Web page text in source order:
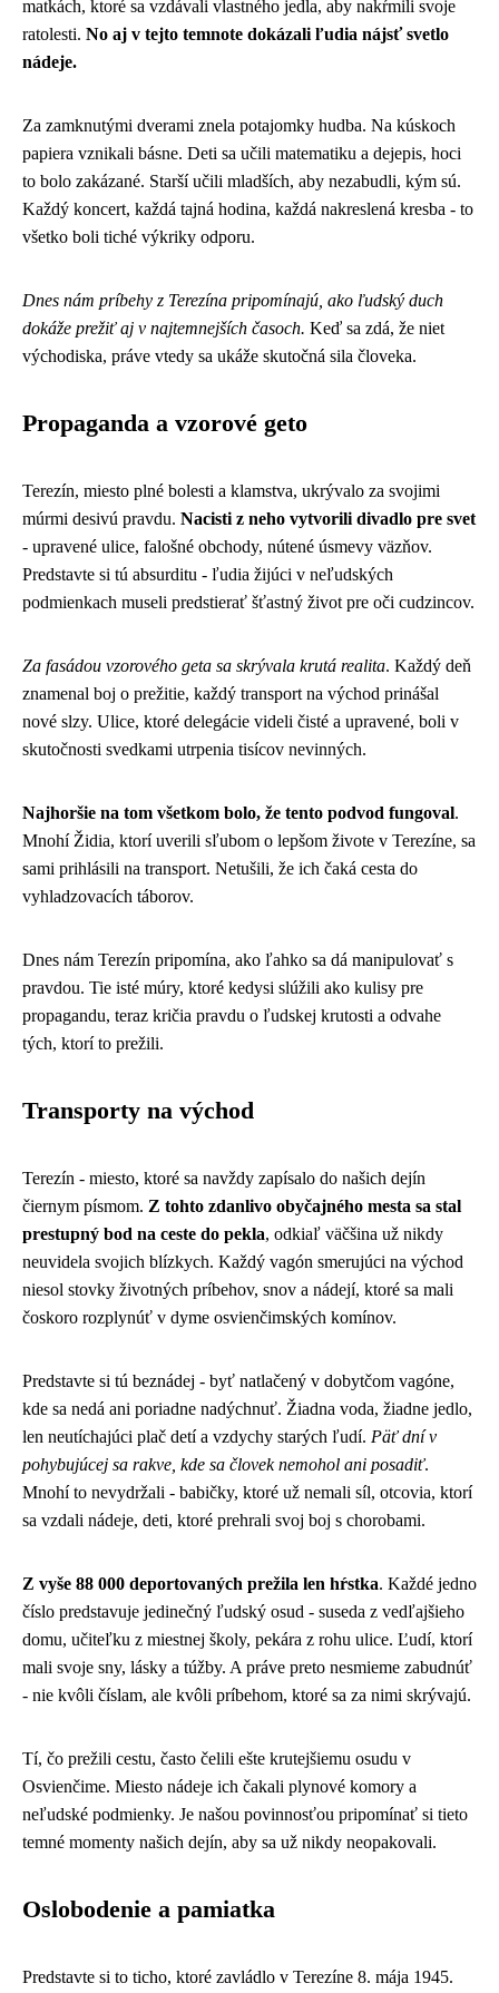
matkách, ktoré sa vzdávali vlastného jedla, aby nakŕmili svoje
ratolesti. No aj v tejto temnote dokázali ľudia nájsť svetlo
nádeje.
Za zamknutými dverami znela potajomky hudba. Na kúskoch
papiera vznikali básne. Deti sa učili matematiku a dejepis, hoci
to bolo zakázané. Starší učili mladších, aby nezabudli, kým sú.
Každý koncert, každá tajná hodina, každá nakreslená kresba - to
všetko boli tiché výkriky odporu.
Dnes nám príbehy z Terezína pripomínajú, ako ľudský duch
dokáže prežiť aj v najtemnejších časoch. Keď sa zdá, že niet
východiska, práve vtedy sa ukáže skutočná sila človeka.
Propaganda a vzorové geto
Terezín, miesto plné bolesti a klamstva, ukrývalo za svojimi
múrmi desivú pravdu. Nacisti z neho vytvorili divadlo pre svet
- upravené ulice, falošné obchody, nútené úsmevy väzňov.
Predstavte si tú absurditu - ľudia žijúci v neľudských
podmienkach museli predstierať šťastný život pre oči cudzincov.
Za fasádou vzorového geta sa skrývala krutá realita. Každý deň
znamenal boj o prežitie, každý transport na východ prinášal
nové slzy. Ulice, ktoré delegácie videli čisté a upravené, boli v
skutočnosti svedkami utrpenia tisícov nevinných.
Najhoršie na tom všetkom bolo, že tento podvod fungoval.
Mnohí Židia, ktorí uverili sľubom o lepšom živote v Terezíne, sa
sami prihlásili na transport. Netušili, že ich čaká cesta do
vyhladzovacích táborov.
Dnes nám Terezín pripomína, ako ľahko sa dá manipulovať s
pravdou. Tie isté múry, ktoré kedysi slúžili ako kulisy pre
propagandu, teraz kričia pravdu o ľudskej krutosti a odvahe
tých, ktorí to prežili.
Transporty na východ
Terezín - miesto, ktoré sa navždy zapísalo do našich dejín
čiernym písmom. Z tohto zdanlivo obyčajného mesta sa stal
prestupný bod na ceste do pekla, odkiaľ väčšina už nikdy
neuvidela svojich blízkych. Každý vagón smerujúci na východ
niesol stovky životných príbehov, snov a nádejí, ktoré sa mali
čoskoro rozplynúť v dyme osvienčimských komínov.
Predstavte si tú beznádej - byť natlačený v dobytčom vagóne,
kde sa nedá ani poriadne nadýchnuť. Žiadna voda, žiadne jedlo,
len neutíchajúci plač detí a vzdychy starých ľudí. Päť dní v
pohybujúcej sa rakve, kde sa človek nemohol ani posadiť.
Mnohí to nevydržali - babičky, ktoré už nemali síl, otcovia, ktorí
sa vzdali nádeje, deti, ktoré prehrali svoj boj s chorobami.
Z vyše 88 000 deportovaných prežila len hŕstka. Každé jedno
číslo predstavuje jedinečný ľudský osud - suseda z vedľajšieho
domu, učiteľku z miestnej školy, pekára z rohu ulice. Ľudí, ktorí
mali svoje sny, lásky a túžby. A práve preto nesmieme zabudnúť
- nie kvôli číslam, ale kvôli príbehom, ktoré sa za nimi skrývajú.
Tí, čo prežili cestu, často čelili ešte krutejšiemu osudu v
Osvienčime. Miesto nádeje ich čakali plynové komory a
neľudské podmienky. Je našou povinnosťou pripomínať si tieto
temné momenty našich dejín, aby sa už nikdy neopakovali.
Oslobodenie a pamiatka
Predstavte si to ticho, ktoré zavládlo v Terezíne 8. mája 1945.